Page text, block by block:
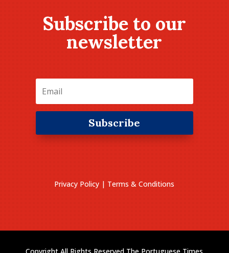
Subscribe to our
newsletter
Subscribe
Privacy Policy | Terms & Conditions